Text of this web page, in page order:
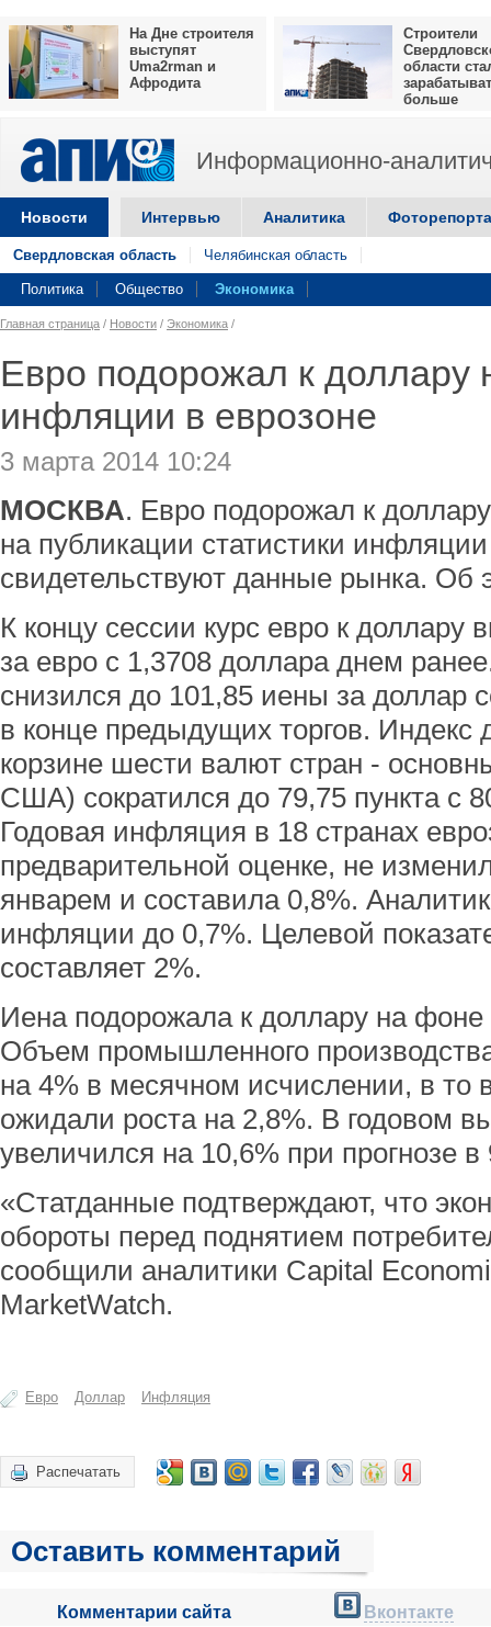
На Дне строителя
выступят
Uma2rman и
Афродита
Строители
области
больше
Информационно-
Новости Интервью Аналитика
Свердловская область Челябинская область
Политика Общество Экономика
Главная страница / Новости / Экономика /
Евро подорожал к доллару
инфляции в еврозоне
3 марта 2014 10:24
МОСКВА. Евро подорожал к
на публикации статистики
свидетельствуют данные рынка.
К концу сессии курс евро к доллару
за евро с 1,3708 доллара днем
снизился до 101,85 иены за доллар
в конце предыдущих торгов. Индекс
корзине шести валют стран -
США) сократился до 79,75 пункта с
Годовая инфляция в 18 странах
предварительной оценке, не
январем и составила 0,8%.
инфляции до 0,7%. Целевой
составляет 2%.
Иена подорожала к доллару на фоне
Объем промышленного
на 4% в месячном исчислении, в то
ожидали роста на 2,8%. В годовом
увеличился на 10,6% при прогнозе в
«Статданные подтверждают, что
обороты перед поднятием
сообщили аналитики Capital
MarketWatch.
Евро Доллар Инфляция
Распечатать
Оставить комментарий
Комментарии сайта Вконтакте